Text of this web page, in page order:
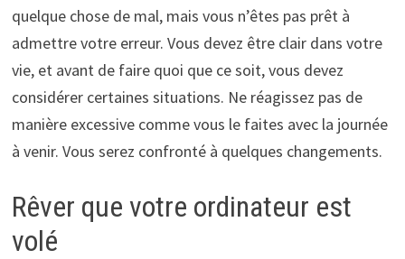
quelque chose de mal, mais vous n’êtes pas prêt à
admettre votre erreur. Vous devez être clair dans votre
vie, et avant de faire quoi que ce soit, vous devez
considérer certaines situations. Ne réagissez pas de
manière excessive comme vous le faites avec la journée
à venir. Vous serez confronté à quelques changements.
Rêver que votre ordinateur est
volé